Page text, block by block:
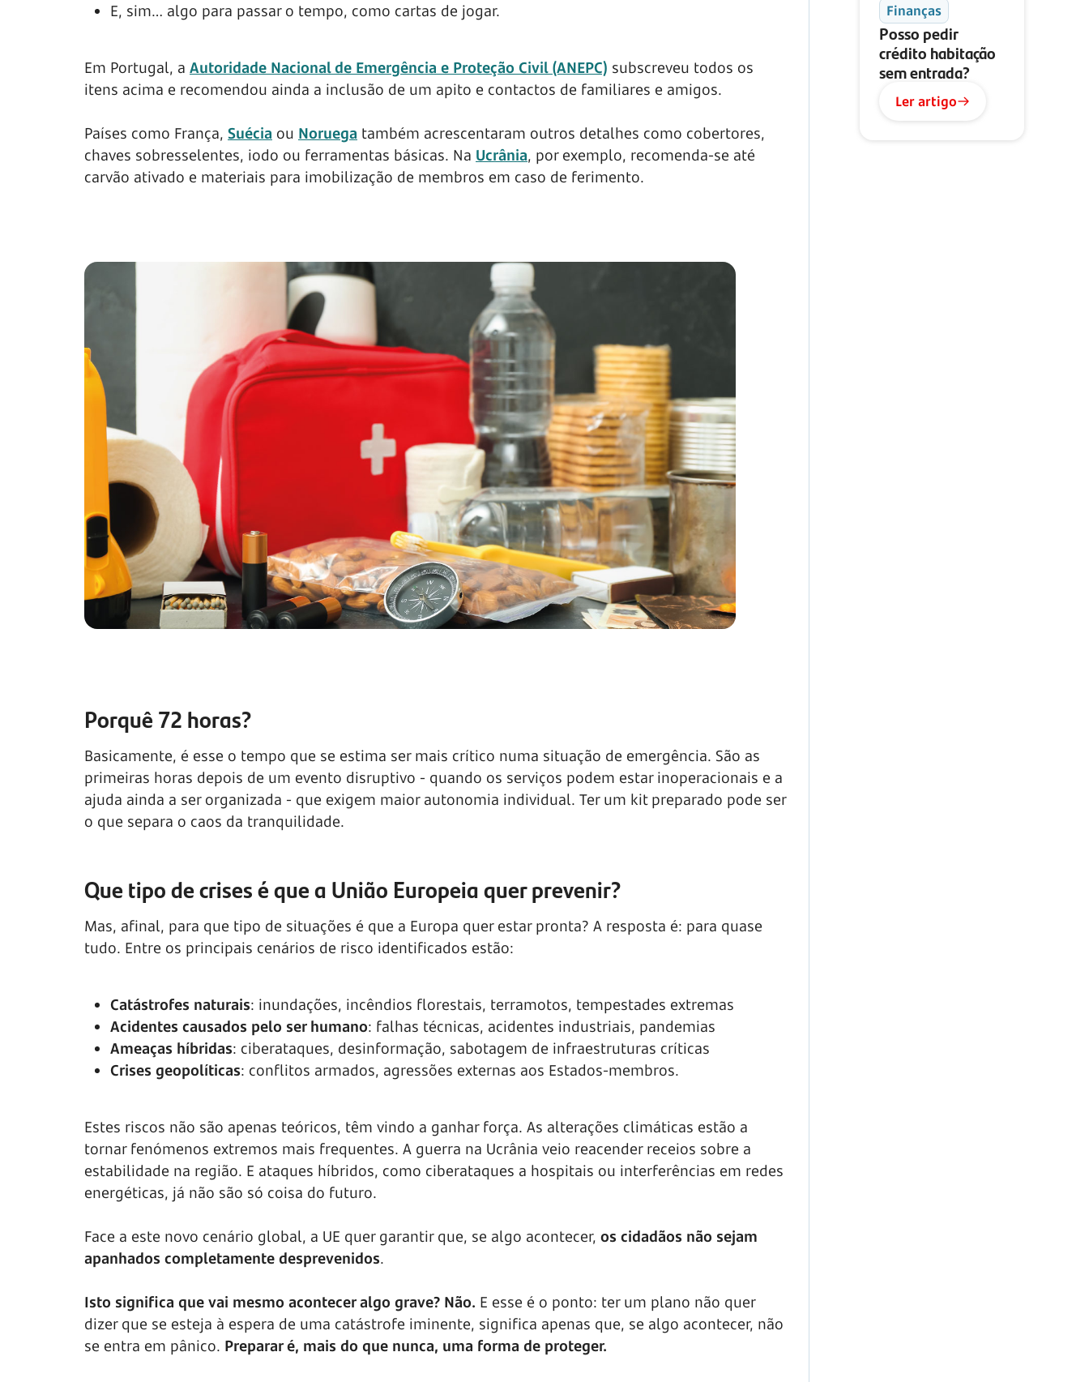
E, sim… algo para passar o tempo, como cartas de jogar.
Em Portugal, a Autoridade Nacional de Emergência e Proteção Civil (ANEPC) subscreveu todos os
itens acima e recomendou ainda a inclusão de um apito e contactos de familiares e amigos.
Países como França, Suécia ou Noruega também acrescentaram outros detalhes como cobertores,
chaves sobresselentes, iodo ou ferramentas básicas. Na Ucrânia, por exemplo, recomenda-se até
carvão ativado e materiais para imobilização de membros em caso de ferimento.
Porquê 72 horas?
Basicamente, é esse o tempo que se estima ser mais crítico numa situação de emergência. São as
primeiras horas depois de um evento disruptivo - quando os serviços podem estar inoperacionais e a
ajuda ainda a ser organizada - que exigem maior autonomia individual. Ter um kit preparado pode ser
o que separa o caos da tranquilidade.
Que tipo de crises é que a União Europeia quer prevenir?
Mas, afinal, para que tipo de situações é que a Europa quer estar pronta? A resposta é: para quase
tudo. Entre os principais cenários de risco identificados estão:
Catástrofes naturais: inundações, incêndios florestais, terramotos, tempestades extremas
Acidentes causados pelo ser humano: falhas técnicas, acidentes industriais, pandemias
Ameaças híbridas: ciberataques, desinformação, sabotagem de infraestruturas críticas
Crises geopolíticas: conflitos armados, agressões externas aos Estados-membros.
Estes riscos não são apenas teóricos, têm vindo a ganhar força. As alterações climáticas estão a
tornar fenómenos extremos mais frequentes. A guerra na Ucrânia veio reacender receios sobre a
estabilidade na região. E ataques híbridos, como ciberataques a hospitais ou interferências em redes
energéticas, já não são só coisa do futuro.
Face a este novo cenário global, a UE quer garantir que, se algo acontecer, os cidadãos não sejam
apanhados completamente desprevenidos.
Isto significa que vai mesmo acontecer algo grave? Não. E esse é o ponto: ter um plano não quer
dizer que se esteja à espera de uma catástrofe iminente, significa apenas que, se algo acontecer, não
se entra em pânico. Preparar é, mais do que nunca, uma forma de proteger.
Finanças
Posso pedir
crédito habitação
sem entrada?
Ler artigo